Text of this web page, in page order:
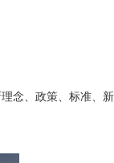
念、政策、标准、新